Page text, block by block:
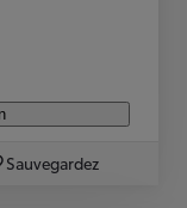
Sauvegardez